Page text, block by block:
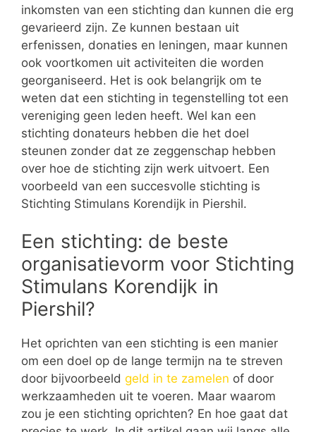
inkomsten van een stichting dan kunnen die erg
gevarieerd zijn. Ze kunnen bestaan uit
erfenissen, donaties en leningen, maar kunnen
ook voortkomen uit activiteiten die worden
georganiseerd. Het is ook belangrijk om te
weten dat een stichting in tegenstelling tot een
vereniging geen leden heeft. Wel kan een
stichting donateurs hebben die het doel
steunen zonder dat ze zeggenschap hebben
over hoe de stichting zijn werk uitvoert. Een
voorbeeld van een succesvolle stichting is
Stichting Stimulans Korendijk in Piershil.
Een stichting: de beste
organisatievorm voor Stichting
Stimulans Korendijk in
Piershil?
Het oprichten van een stichting is een manier
om een doel op de lange termijn na te streven
door bijvoorbeeld geld in te zamelen of door
werkzaamheden uit te voeren. Maar waarom
zou je een stichting oprichten? En hoe gaat dat